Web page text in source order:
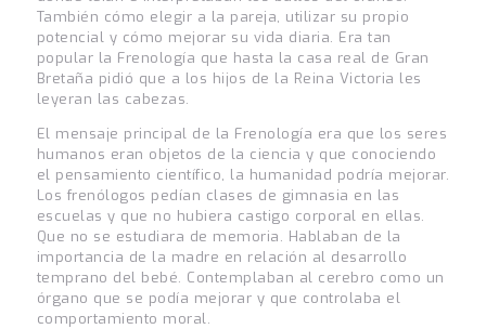
También cómo elegir a la pareja, utilizar su propio
potencial y cómo mejorar su vida diaria. Era tan
popular la Frenología que hasta la casa real de Gran
Bretaña pidió que a los hijos de la Reina Victoria les
leyeran las cabezas.
El mensaje principal de la Frenología era que los seres
humanos eran objetos de la ciencia y que conociendo
el pensamiento científico, la humanidad podría mejorar.
Los frenólogos pedían clases de gimnasia en las
escuelas y que no hubiera castigo corporal en ellas.
Que no se estudiara de memoria. Hablaban de la
importancia de la madre en relación al desarrollo
temprano del bebé. Contemplaban al cerebro como un
órgano que se podía mejorar y que controlaba el
comportamiento moral.